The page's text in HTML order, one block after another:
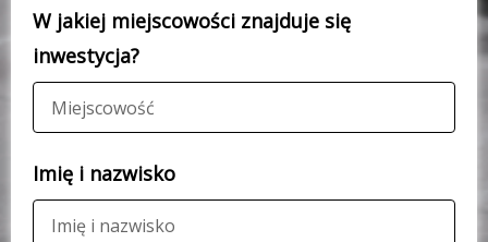
W jakiej miejscowości znajduje się
inwestycja?
Imię i nazwisko